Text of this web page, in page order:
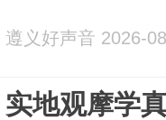
遵义好声音 2026-
实地观摩学